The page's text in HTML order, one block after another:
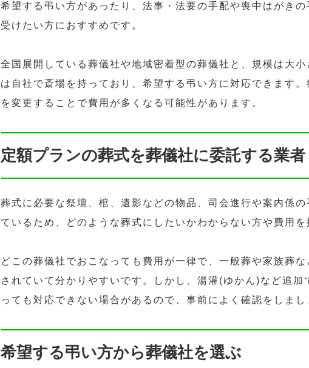
希望する弔い方があったり、法事・法要の手配や喪中はがき
受けたい方におすすめです。
全国展開している葬儀社や地域密着型の葬儀社と、規模は大
は自社で斎場を持っており、希望する弔い方に対応できます
を変更することで費用が多くなる可能性があります。
定額プランの葬式を葬儀社に委託する業者
葬式に必要な祭壇、棺、遺影などの物品、司会進行や案内係
ているため、どのような葬式にしたいかわからない方や費用を
どこの葬儀社でおこなっても費用が一律で、一般葬や家族葬
されていて分かりやすいです。しかし、湯灌(ゆかん)など追加
っても対応できない場合があるので、事前によく確認をしまし
希望する弔い方から葬儀社を選ぶ